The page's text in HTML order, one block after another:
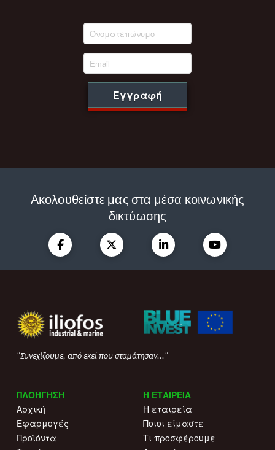
Εγγραφή
Ακολουθείστε μας στα μέσα κοινωνικής
δικτύωσης
"Συνεχίζουμε, από εκεί που σταμάτησαν..."
ΠΛΟΗΓΗΣΗ
Αρχική
Εφαρμογές
Προϊόντα
Η ΕΤΑΙΡΕΙΑ
Η εταιρεία
Ποιοι είμαστε
Τι προσφέρουμε